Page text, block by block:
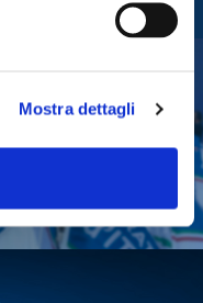
Mostra dettagli